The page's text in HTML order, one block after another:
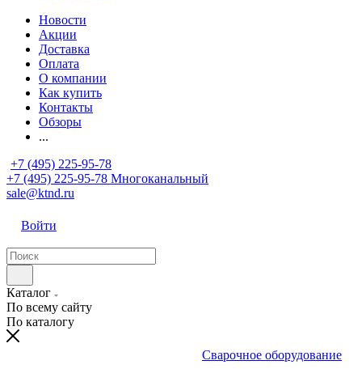
Новости
Акции
Доставка
Оплата
О компании
Как купить
Контакты
Обзоры
...
+7 (495) 225-95-78
+7 (495) 225-95-78 Многоканальный
sale@ktnd.ru
Войти
Каталог
По всему сайту
По каталогу
Сварочное оборудование